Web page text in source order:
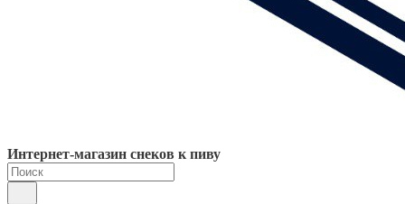
Интернет-магазин снеков к пиву